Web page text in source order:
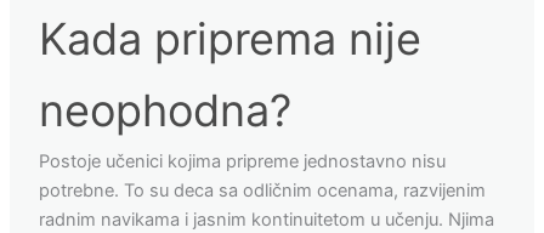
Kada priprema nije
neophodna?
Postoje učenici kojima pripreme jednostavno nisu
potrebne. To su deca sa odličnim ocenama, razvijenim
radnim navikama i jasnim kontinuitetom u učenju. Njima